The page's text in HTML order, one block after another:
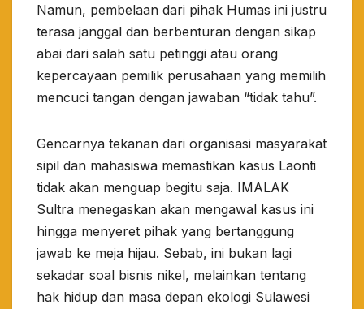
​Namun, pembelaan dari pihak Humas ini justru
terasa janggal dan berbenturan dengan sikap
abai dari salah satu petinggi atau orang
kepercayaan pemilik perusahaan yang memilih
mencuci tangan dengan jawaban “tidak tahu”.
​Gencarnya tekanan dari organisasi masyarakat
sipil dan mahasiswa memastikan kasus Laonti
tidak akan menguap begitu saja. IMALAK
Sultra menegaskan akan mengawal kasus ini
hingga menyeret pihak yang bertanggung
jawab ke meja hijau. Sebab, ini bukan lagi
sekadar soal bisnis nikel, melainkan tentang
hak hidup dan masa depan ekologi Sulawesi